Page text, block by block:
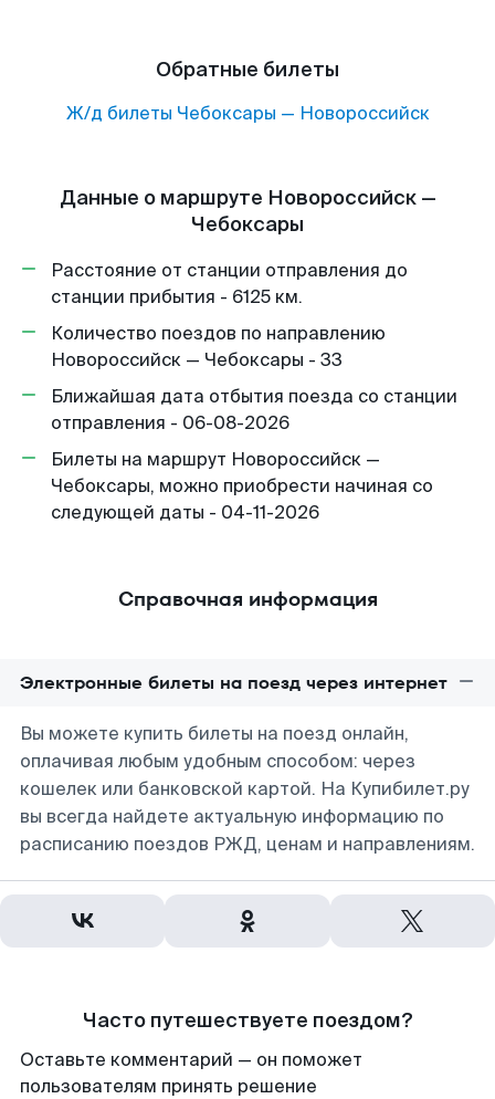
Обратные билеты
Ж/д билеты Чебоксары — Новороссийск
Данные о маршруте Новороссийск —
Чебоксары
Расстояние от станции отправления до
станции прибытия - 6125 км.
Количество поездов по направлению
Новороссийск — Чебоксары - 33
Ближайшая дата отбытия поезда со станции
отправления - 06-08-2026
Билеты на маршрут Новороссийск —
Чебоксары, можно приобрести начиная со
следующей даты - 04-11-2026
Справочная информация
Электронные билеты на поезд через интернет
Вы можете купить билеты на поезд онлайн,
оплачивая любым удобным способом: через
кошелек или банковской картой. На Купибилет.ру
вы всегда найдете актуальную информацию по
расписанию поездов РЖД, ценам и направлениям.
Часто путешествуете поездом?
Оставьте комментарий — он поможет
пользователям принять решение